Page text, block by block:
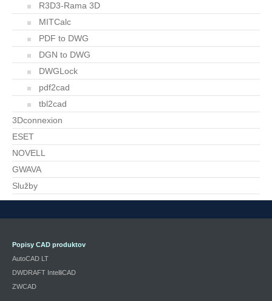
R3D3-Rama 3D
MITCalc
PDF to DWG
DGN to DWG
DWGLock
pdf2cad
tbl2cad
3Dconnexion
ESET
NOVELL
GWAVA
Služby
Popisy CAD produktov
AutoCAD LT
DWDRAFT IntelliCAD
ZWCAD